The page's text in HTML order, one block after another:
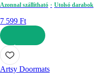
Azonnal szállítható
Utolsó darabok
7 599 Ft
KOSÁRBA
Artsy Doormats